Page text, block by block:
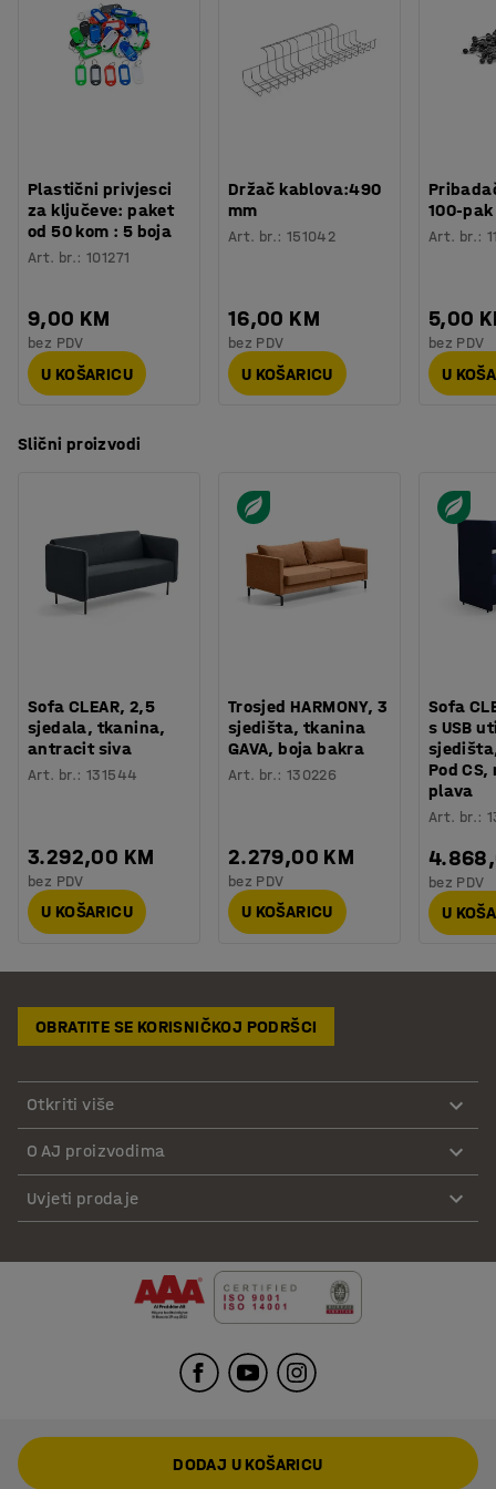
presvučena je izdržljivom tkaninom koja udovoljava
Möbelfakta zahtjevima (švedski sustav referenciranja i
označavanja namještaja).
Izdržljivost: 80000
Boja postolja: Crna
Broj za boju postolja
RAL 9005
Procjena vremena:
Težina: 50,01 kg
Testirano: EN 16139
Plastični privjesci
za ključeve: paket
od 50 kom : 5 boja
Art. br.:101271
9,00 KM
bez PDV
U KOŠARICU
Držač kablova:490
mm
Art. br.: 151042
16,00 KM
bez PDV
U KOŠARICU
100-pak
Art. br.:
5,00
bez PDV
U
Slični proizvodi
Sofa CLEAR, 2,5
sjedala, tkanina,
antracit siva
Art. br.:131544
3.292,00 KM
bez PDV
U KOŠARICU
Trosjed HARMONY, 3
sjedišta, tkanina
GAVA, boja bakra
Art. br.: 130226
2.279,00 KM
bez PDV
U KOŠARICU
Sofa
s USB
Pod
plava
Art. br.:
bez PDV
U
OBRATITE SE KORISNIČKOJ PODRŠCI
Otkriti više
O AJ proizvodima
Uvjeti prodaje
DODAJ U KOŠARICU